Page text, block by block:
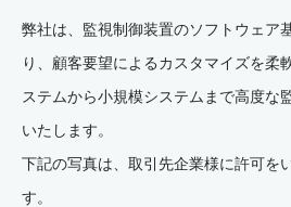
弊社は、監視制御装置のソフトウェア
り、顧客要望によるカスタマイズを柔
ステムから小規模システムまで高度な
いたします。
下記の写真は、取引先企業様に許可を
す。